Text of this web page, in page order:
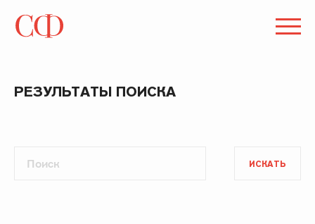
РЕЗУЛЬТАТЫ ПОИСКА
ИСКАТЬ